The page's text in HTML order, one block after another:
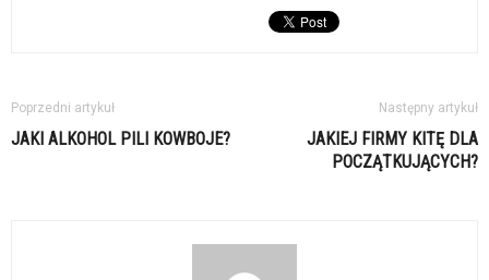
Poprzedni artykuł
JAKI ALKOHOL PILI KOWBOJE?
Następny artykuł
JAKIEJ FIRMY KITĘ DLA
POCZĄTKUJĄCYCH?